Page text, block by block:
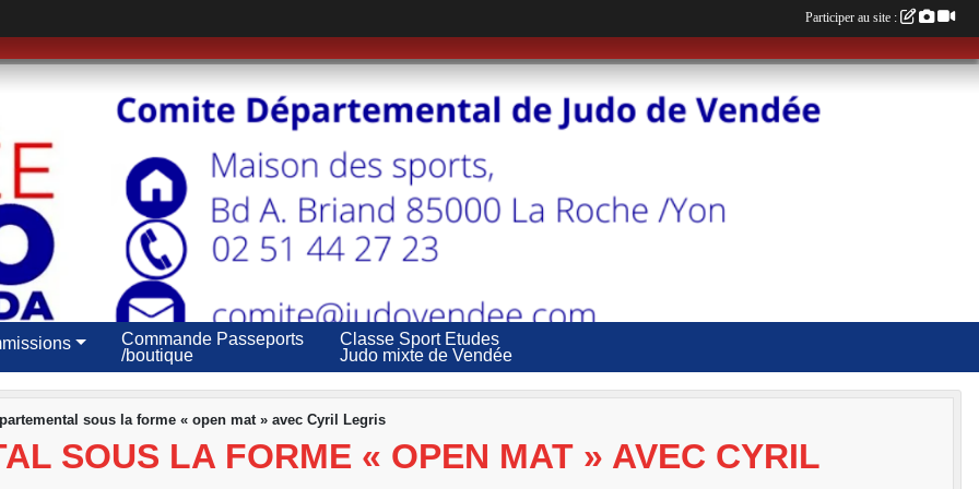
Commande Passeports
/boutique
Classe Sport Etudes
Judo mixte de Vendée
sous la forme « open mat » avec Cyril Legris
SOUS LA FORME « OPEN MAT » AVEC CYRIL
Participer au site :